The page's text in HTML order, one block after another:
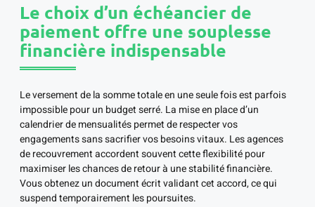
Le choix d’un échéancier de
paiement offre une souplesse
financière indispensable
Le versement de la somme totale en une seule fois est parfois
impossible pour un budget serré. La mise en place d’un
calendrier de mensualités permet de respecter vos
engagements sans sacrifier vos besoins vitaux. Les agences
de recouvrement accordent souvent cette flexibilité pour
maximiser les chances de retour à une stabilité financière.
Vous obtenez un document écrit validant cet accord, ce qui
suspend temporairement les poursuites.